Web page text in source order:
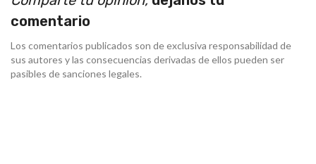
comentario
Los comentarios publicados son de exclusiva responsabilidad de
sus autores y las consecuencias derivadas de ellos pueden ser
pasibles de sanciones legales.